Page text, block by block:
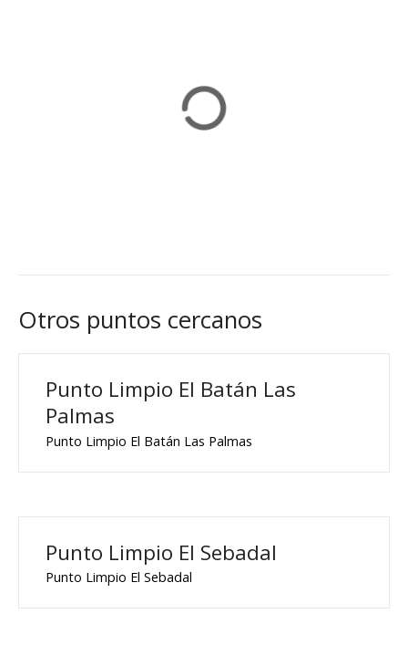
Otros puntos cercanos
Punto Limpio El Batán Las
Palmas
Punto Limpio El Batán Las Palmas
Punto Limpio El Sebadal
Punto Limpio El Sebadal